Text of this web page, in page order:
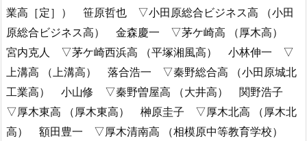
業高［定］） 笹原哲也 ▽小田原総合ビジネス高 （小田
原総合ビジネス高） 金森慶一 ▽茅ケ崎高 （厚木高）
宮内克人 ▽茅ケ崎西浜高 （平塚湘風高） 小林伸一 ▽
上溝高 （上溝高） 落合浩一 ▽秦野総合高 （小田原城北
工業高） 小山修 ▽秦野曽屋高 （大井高） 関野浩子
▽厚木東高 （厚木東高） 榊原圭子 ▽厚木北高 （厚木北
高） 額田豊一 ▽厚木清南高 （相模原中等教育学校）